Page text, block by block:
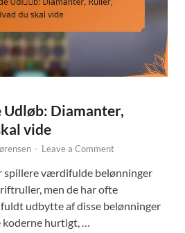
Udløb: Diamanter,
vide
- Leave a Comment
spillere værdifulde belønninger
men de har ofte
udbytte af disse belønninger
hurtigt, …